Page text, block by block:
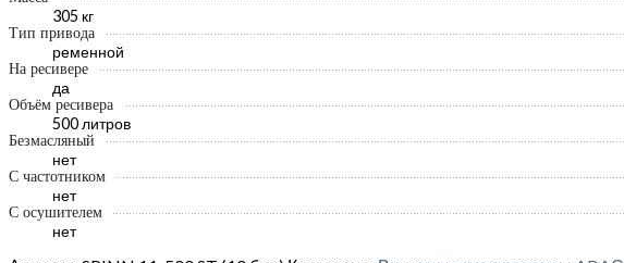
305 кг
Тип привода
ременной
На ресивере
да
Объём ресивера
500 литров
Безмасляный
нет
С частотником
нет
С осушителем
нет